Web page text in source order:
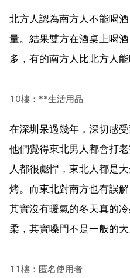
北方人認為南方人不能喝
量。結果雙方在酒桌上喝
多，有的南方人比北方人能
10樓：**生活用品
在深圳呆過幾年，深切感
他們覺得東北男人都會打
人都很彪悍，東北人都是
烤。而東北對南方也有誤
其實沒有暖氣的冬天真的
柔，其實嗓門不是一般的大
11樓：匿名使用者